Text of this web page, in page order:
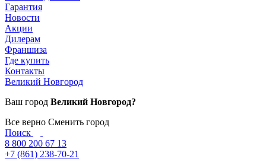
Гарантия
Новости
Акции
Дилерам
Франшиза
Где купить
Контакты
Великий Новгород
Ваш город Великий Новгород?
Все верно Сменить город
Поиск
8 800 200 67 13
+7 (861) 238-70-21